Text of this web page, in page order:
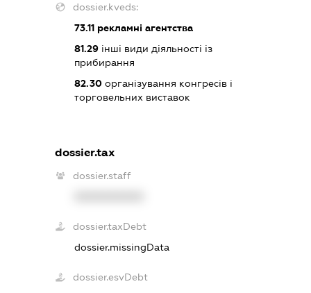
dossier.kveds:
73.11рекламні агентства
81.29інші види діяльності із
прибирання
82.30організування конгресів і
торговельних виставок
dossier.tax
dossier.staff
dossier.taxDebt
dossier.missingData
dossier.esvDebt